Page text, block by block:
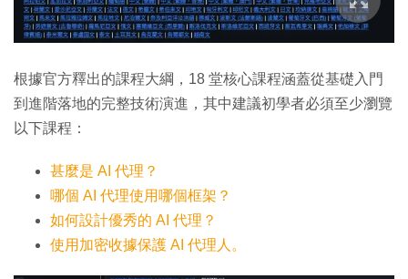
根據官方釋出的課程大綱，18 堂核心課程涵蓋從基礎入門
到進階落地的完整技術演進，其中建議初學者必須至少瀏覽
以下課程：
甚麼是 AI 代理？
哪個 AI 代理使用哪個框架？
如何設計優秀的 AI 代理？
使用加密收據保護 AI 代理人。